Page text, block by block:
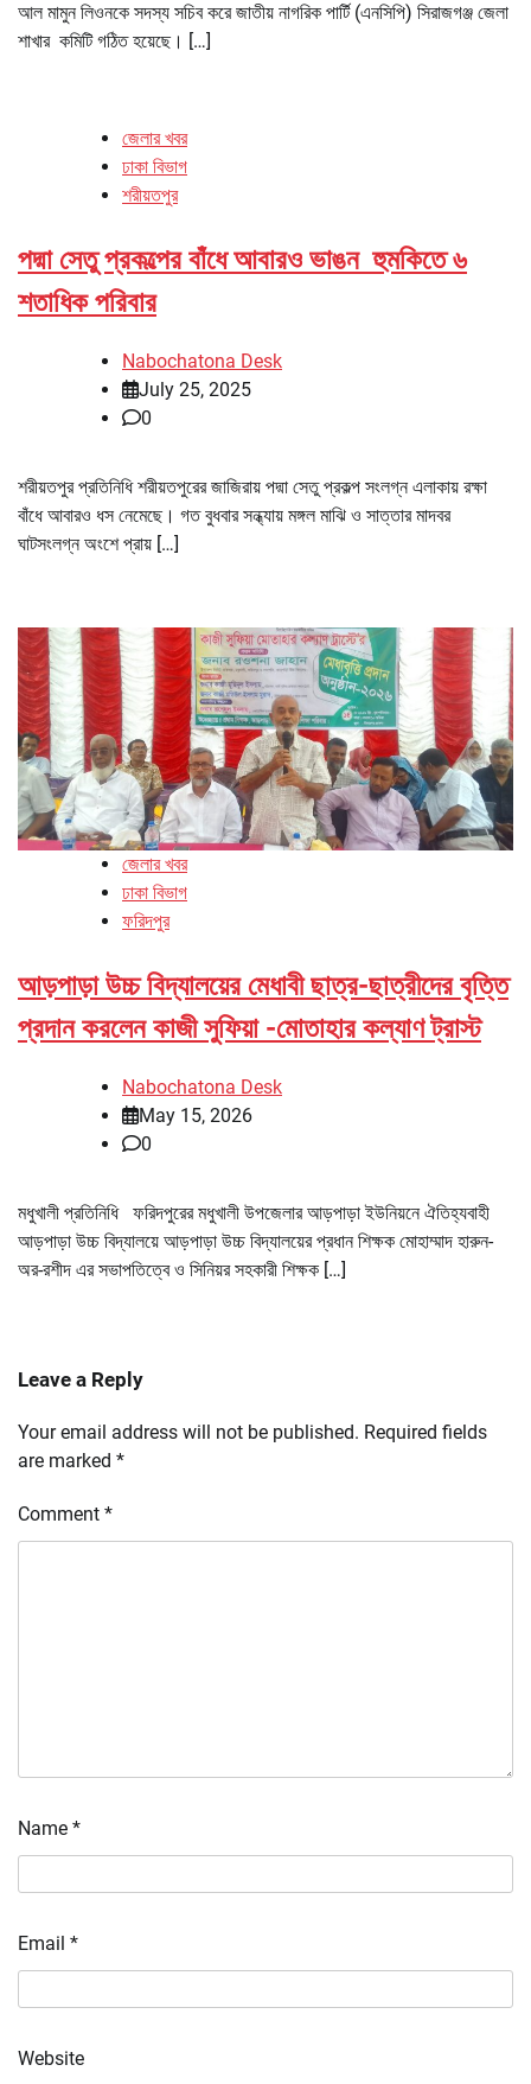
আল মামুন লিওনকে সদস্য সচিব করে জাতীয় নাগরিক পার্টি (এনসিপি) সিরাজগঞ্জ জেলা
শাখার কমিটি গঠিত হয়েছে। […]
জেলার খবর
ঢাকা বিভাগ
শরীয়তপুর
পদ্মা সেতু প্রকল্পের বাঁধে আবারও ভাঙন হুমকিতে ৬
শতাধিক পরিবার
Nabochatona Desk
July 25, 2025
0
শরীয়তপুর প্রতিনিধি শরীয়তপুরের জাজিরায় পদ্মা সেতু প্রকল্প সংলগ্ন এলাকায় রক্ষা
বাঁধে আবারও ধস নেমেছে। গত বুধবার সন্ধ্যায় মঙ্গল মাঝি ও সাত্তার মাদবর
ঘাটসংলগ্ন অংশে প্রায় […]
জেলার খবর
ঢাকা বিভাগ
ফরিদপুর
আড়পাড়া উচ্চ বিদ্যালয়ের মেধাবী ছাত্র-ছাত্রীদের বৃত্তি
প্রদান করলেন কাজী সুফিয়া -মোতাহার কল্যাণ ট্রাস্ট
Nabochatona Desk
May 15, 2026
0
মধুখালী প্রতিনিধি ফরিদপুরের মধুখালী উপজেলার আড়পাড়া ইউনিয়নে ঐতিহ্যবাহী
আড়পাড়া উচ্চ বিদ্যালয়ে আড়পাড়া উচ্চ বিদ্যালয়ের প্রধান শিক্ষক মোহাম্মাদ হারুন-
অর-রশীদ এর সভাপতিত্বে ও সিনিয়র সহকারী শিক্ষক […]
Leave a Reply
Your email address will not be published. Required fields
are marked *
Comment *
Name *
Email *
Website